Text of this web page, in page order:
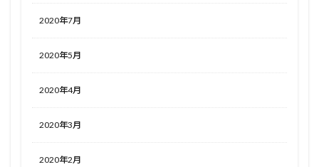
2020年7月
2020年5月
2020年4月
2020年3月
2020年2月